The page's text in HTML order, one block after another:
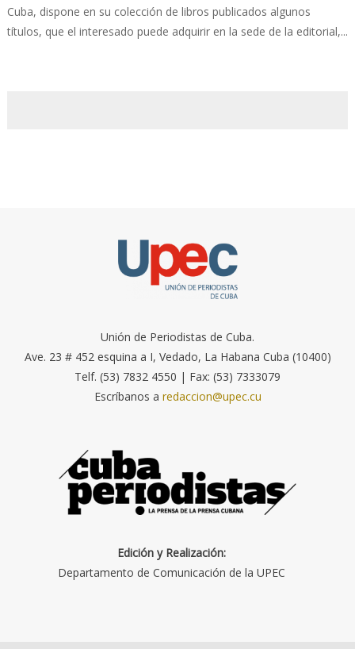
Cuba, dispone en su colección de libros publicados algunos
títulos, que el interesado puede adquirir en la sede de la editorial,...
Unión de Periodistas de Cuba.
Ave. 23 # 452 esquina a I, Vedado, La Habana Cuba (10400)
Telf. (53) 7832 4550 | Fax: (53) 7333079
Escríbanos a redaccion@upec.cu
Edición y Realización:
Departamento de Comunicación de la UPEC